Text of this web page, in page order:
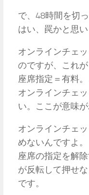
で、48時間を切
はい、罠かと思い
オンラインチェ
のですが、これ
座席指定＝有料
オンラインチェ
い。ここが意味が
オンラインチェ
めないんですよ。
座席の指定を解
が反転して押せ
です。